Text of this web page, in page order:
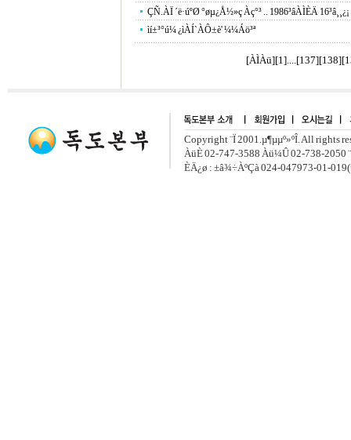
ÇÑ.ÀÏ ´ë·úºØ °øµ¿Å½»ç Àç°³ .. 1986³âÀÌÈÄ 16³â¸¸¿¡
ìí±³°ú¼­ ¿ìÀÍ`ÀÔ±è' ¼¼Áö³ª
[ÀÌÀü][1]....[137][138][
Copyright ¨Ï 2001.µ¶µµº»ºÎ. All rights
ÀüÈ­ 02-747-3588 Àü¼Û 02-738-2050
ÈÄ¿ø : ±â¾÷ÀºÇà 024-047973-01-